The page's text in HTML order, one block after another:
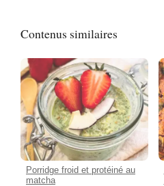
Contenus similaires
Porridge froid et protéiné au
matcha